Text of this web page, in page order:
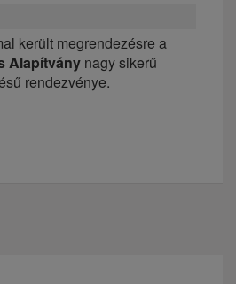
került megrendezésre a
Alapítvány nagy sikerű
rendezvénye.